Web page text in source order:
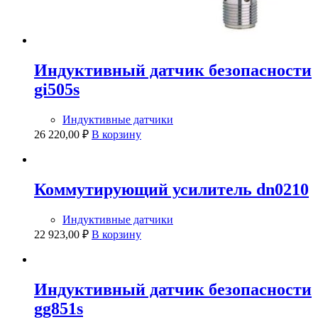
Индуктивный датчик безопасности
gi505s
Индуктивные датчики
26 220,00 ₽ В корзину
Коммутирующий усилитель dn0210
Индуктивные датчики
22 923,00 ₽ В корзину
Индуктивный датчик безопасности
gg851s